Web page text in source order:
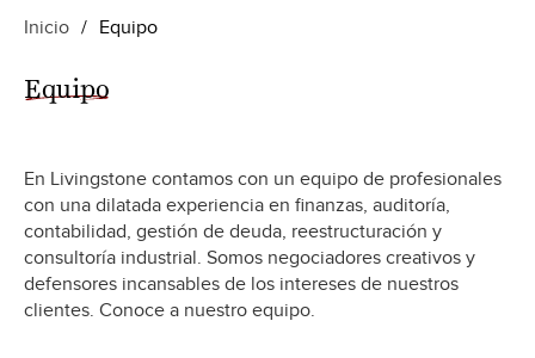
Inicio / Equipo
Equipo
En Livingstone contamos con un equipo de profesionales
con una dilatada experiencia en finanzas, auditoría,
contabilidad, gestión de deuda, reestructuración y
consultoría industrial. Somos negociadores creativos y
defensores incansables de los intereses de nuestros
clientes. Conoce a nuestro equipo.